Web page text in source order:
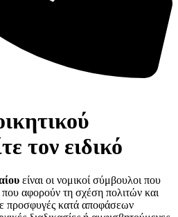
τον ειδικό
είναι οι νομικοί σύμβουλοι που
που αφορούν τη σχέση πολιτών και
προσφυγές κατά αποφάσεων